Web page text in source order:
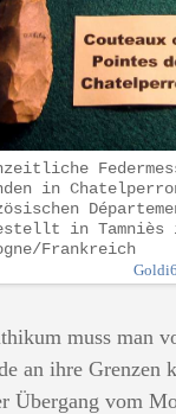
in
in Tamniès
Frankreich
muss man
an ihre Grenzen
Übergang vom